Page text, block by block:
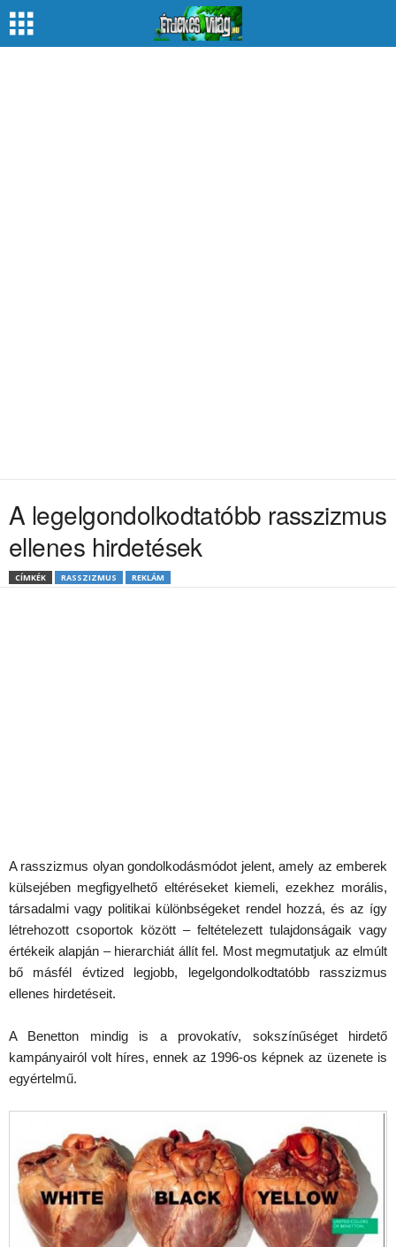
A legelgondolkodtatóbb rasszizmus
ellenes hirdetések
CÍMKÉK RASSZIZMUS REKLÁM
A rasszizmus olyan gondolkodásmódot jelent, amely az emberek
külsejében megfigyelhető eltéréseket kiemeli, ezekhez morális,
társadalmi vagy politikai különbségeket rendel hozzá, és az így
létrehozott csoportok között – feltételezett tulajdonságaik vagy
értékeik alapján – hierarchiát állít fel. Most megmutatjuk az elmúlt
bő másfél évtized legjobb, legelgondolkodtatóbb rasszizmus
ellenes hirdetéseit.
A Benetton mindig is a provokatív, sokszínűséget hirdető
kampányairól volt híres, ennek az 1996-os képnek az üzenete is
egyértelmű.